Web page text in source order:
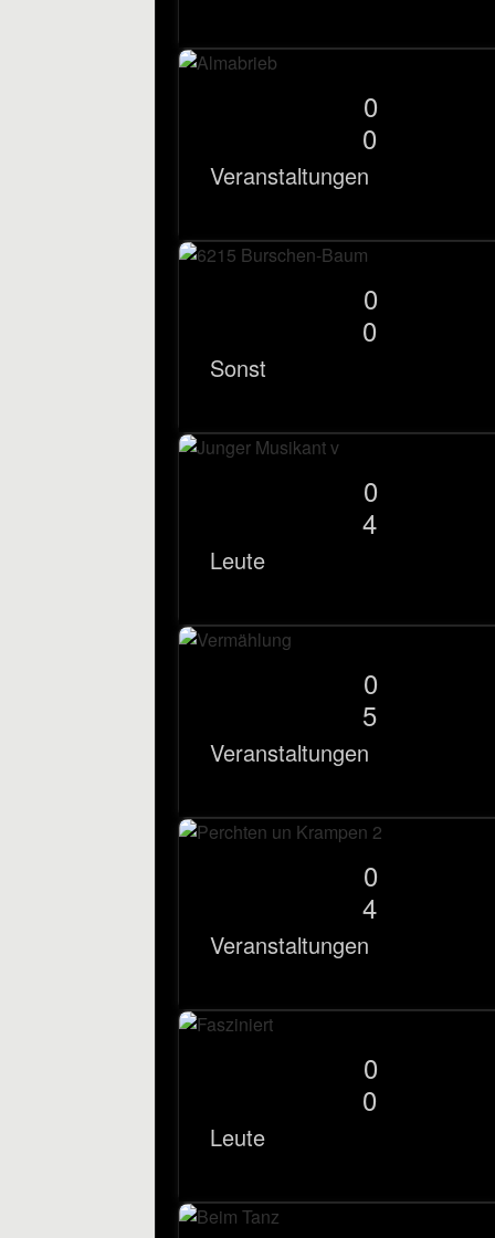
0
0
Veranstaltungen
0
0
Sonst
4
0
Leute
5
0
Veranstaltungen
4
0
Veranstaltungen
0
0
Leute